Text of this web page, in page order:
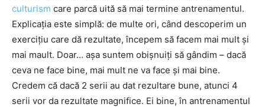
culturism care parcă uită să mai termine antrenamentul.
Explicaţia este simplă: de multe ori, când descoperim un
exerciţiu care dă rezultate, începem să facem mai mult şi
mai mault. Doar… aşa suntem obişnuiţi să gândim – dacă
ceva ne face bine, mai mult ne va face şi mai bine.
Credem că dacă 2 serii au dat rezultare bune, atunci 4
serii vor da rezultate magnifice. Ei bine, în antrenamentul